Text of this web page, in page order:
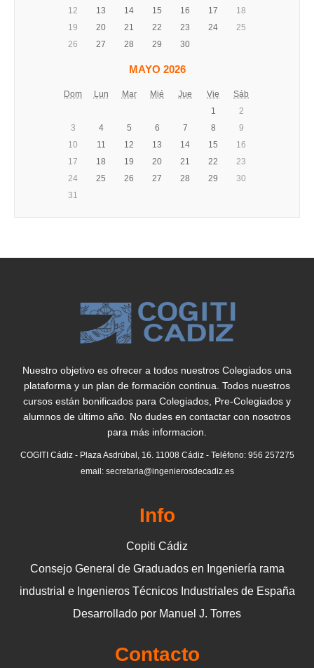
12
13 14 15 16 17
18
19
20 21 22 23 24
25
26
27 28 29 30
MAYO 2026
Dom Lun Mar Mié Jue Vie
Sáb
1
2
3
4 5 6 7 8
9
10
11 12 13 14 15
16
17
18 19 20 21 22
23
24
25 26 27 28 29
30
31
Nuestro objetivo es ofrecer a todos nuestros Colegiados una
plataforma y un plan de formación continua. Todos nuestros
cursos están bonificados para Colegiados, Pre-Colegiados y
alumnos de último año. No dudes en contactar con nosotros
para más informacion.
COGITI Cádiz - Plaza Asdrúbal, 16. 11008 Cádiz - Teléfono: 956 257275
email: secretaria@ingenierosdecadiz.es
Info
Copiti Cádiz
Consejo General de Graduados en Ingeniería rama
industrial e Ingenieros Técnicos Industriales de España
Desarrollado por Manuel J. Torres
Contacto